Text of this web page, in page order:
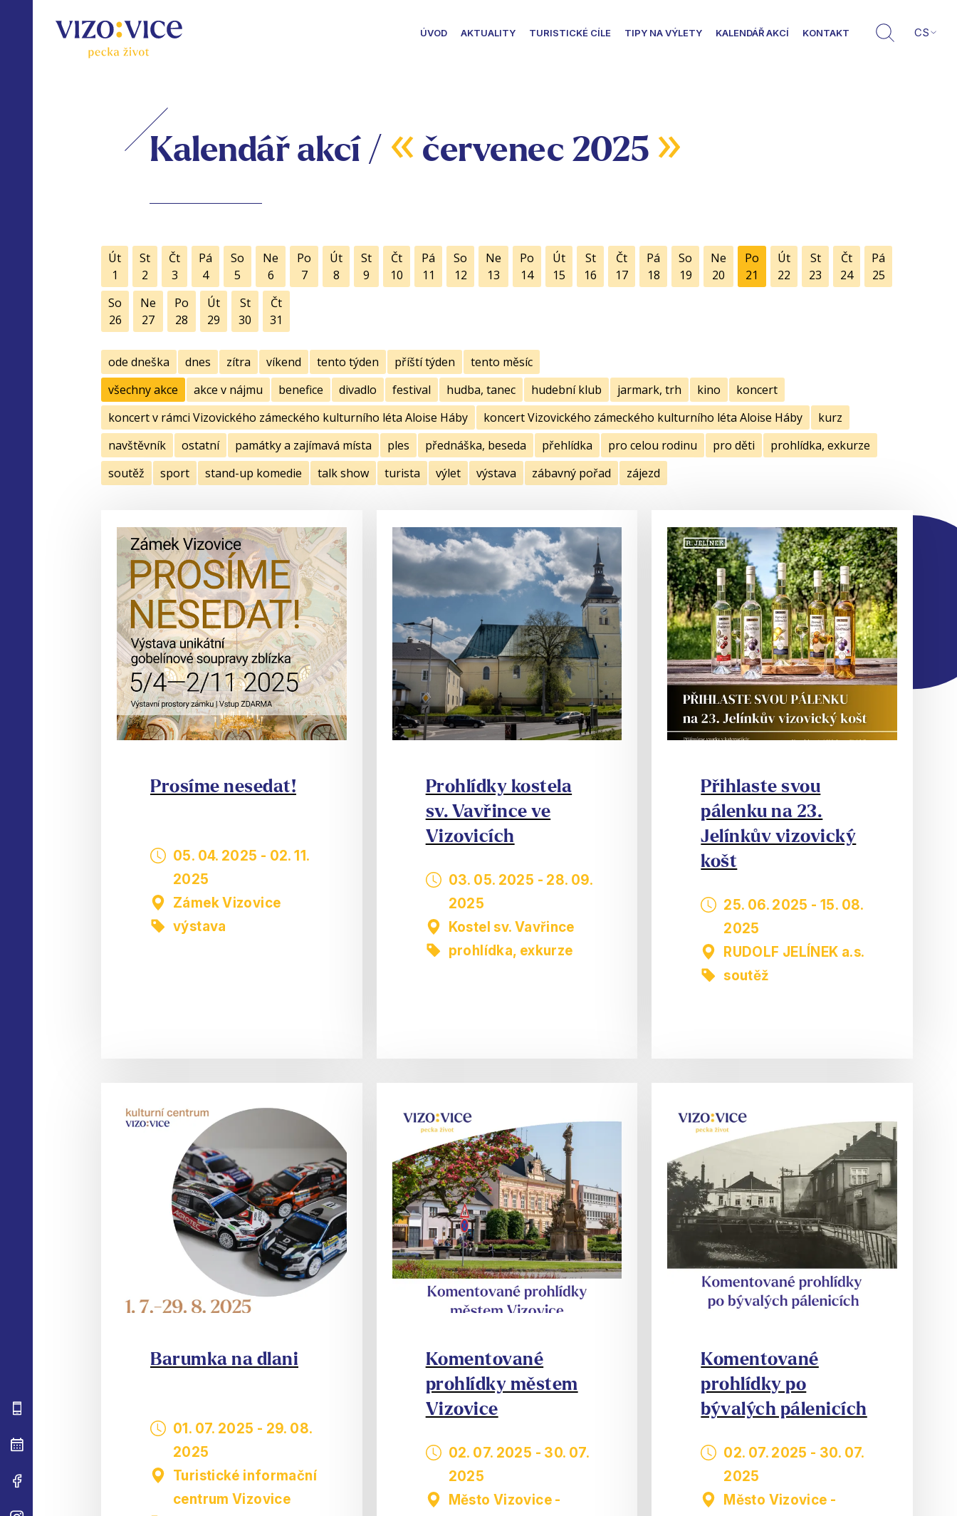
ÚVOD AKTUALITY TURISTICKÉ CÍLE TIPY NA VÝLETY KALENDÁŘ AKCÍ KONTAKT CS
Kalendář akcí / « červenec 2025 »
Út
1
St
2
Čt
3
Pá
4
So
5
Ne
6
Po
7
Út
8
St
9
Čt
10
Pá
11
So
12
Ne
13
Po
14
Út
15
St
16
Čt
17
Pá
18
So
19
Ne
20
Po
21
Út
22
St
23
Čt
24
Pá
25
So
26
Ne
27
Po
28
Út
29
St
30
Čt
31
ode dneška dnes zítra víkend tento týden příští týden
tento měsíc
všechny akce
akce v nájmu benefice divadlo festival hudba, tanec hudební klub jarmark, trh kino
koncert
koncert v rámci Vizovického zámeckého kulturního léta Aloise Háby
koncert Vizovického zámeckého kulturního léta Aloise Háby
kurz
navštěvník
ostatní památky a zajímavá místa ples přednáška, beseda přehlídka pro celou rodinu pro děti
prohlídka, exkurze
soutěž
sport stand-up komedie talk show turista výlet výstava zábavný pořad zájezd
Prosíme nesedat!
05. 04. 2025 - 02. 11.
2025
Zámek Vizovice
výstava
Prohlídky kostela
sv. Vavřince ve
Vizovicích
03. 05. 2025 - 28. 09.
2025
Kostel sv. Vavřince
prohlídka, exkurze
Přihlaste svou
pálenku na 23.
Jelínkův vizovický
košt
25. 06. 2025 -15. 08.
2025
RUDOLF JELÍNEK a.s.
soutěž
Barumka na dlani
01. 07. 2025 - 29. 08.
2025
Turistické informační
centrum Vizovice
Komentované
prohlídky městem
Vizovice
02. 07. 2025 - 30. 07.
2025
Město Vizovice -
Komentované
prohlídky po
bývalých pálenicích
02. 07. 2025 - 30. 07.
2025
Město Vizovice -